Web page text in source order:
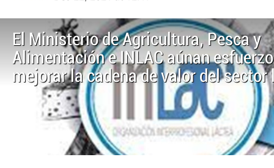
El Ministerio de Agricultura, Pesca y
Alimentación e INLAC aúnan
mejorar la cadena de valor del sector